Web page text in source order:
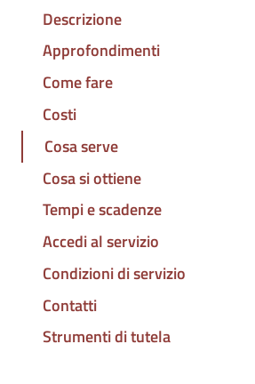
Descrizione
Approfondimenti
Come fare
Costi
Cosa serve
Cosa si ottiene
Tempi e scadenze
Accedi al servizio
Condizioni di servizio
Contatti
Strumenti di tutela